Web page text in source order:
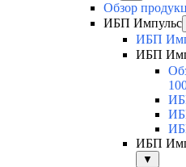
Обзор
ИБП Импульс
ИБП
ИБП
ИБП
▼